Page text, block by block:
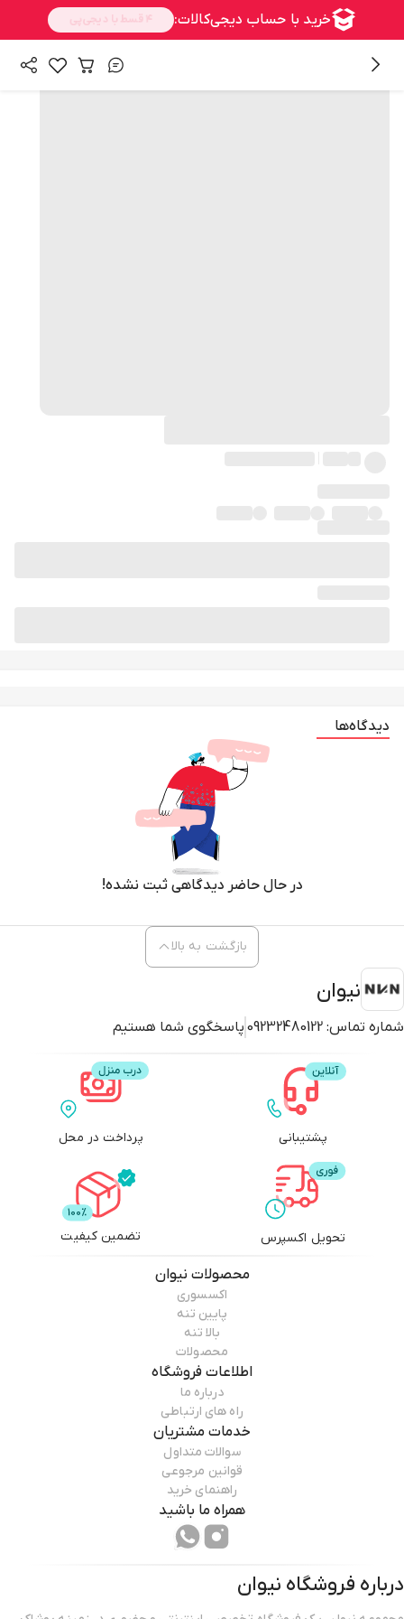
دیدگاه‌ها
در حال حاضر دیدگاهی ثبت نشده!
نیوان
شماره تماس: 09232480122 پاسخگوی شما هستیم
بازگشت به بالا
پشتیبانی پرداخت در محل
تحویل اکسپرس تضمین کیفیت
محصولات نیوان
اکسسوری
پایین تنه
بالا تنه
محصولات
اطلاعات فروشگاه
درباره ما
راه های ارتباطی
خدمات مشتریان
سوالات متداول
قوانین مرجوعی
راهنمای خرید
همراه ما باشید
درباره فروشگاه نیوان